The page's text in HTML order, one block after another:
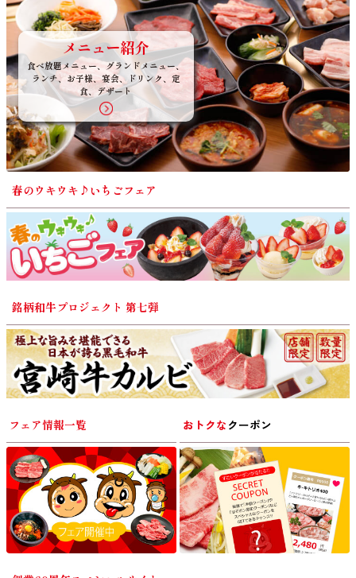
メニュー紹介
食べ放題メニュー、グランドメニュー、
ランチ、お子様、宴会、ドリンク、定
食、デザート
春のウキウキ♪いちごフェア
銘柄和牛プロジェクト 第七弾
フェア情報一覧 おトクな クーポン